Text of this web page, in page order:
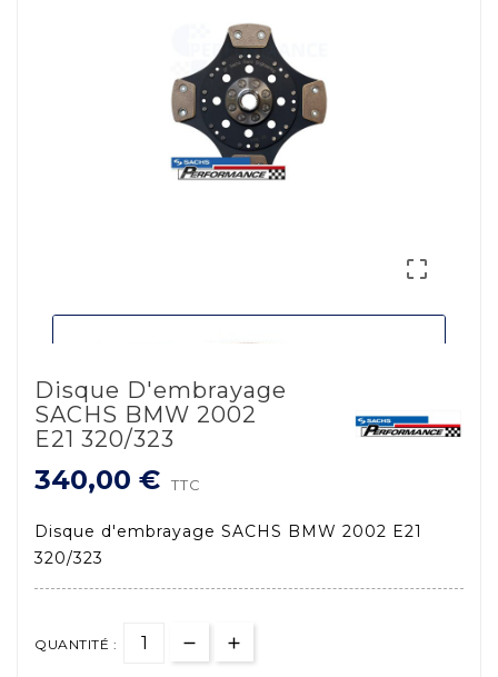

Disque D'embrayage
SACHS BMW 2002
E21 320/323
340,00 € TTC
Disque d'embrayage SACHS BMW 2002 E21
320/323
QUANTITÉ :